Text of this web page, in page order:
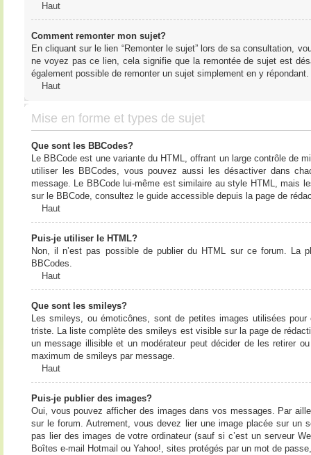
Haut
Comment remonter mon sujet?
En cliquant sur le lien “Remonter le sujet” lors de sa consultation,
ne voyez pas ce lien, cela signifie que la remontée de sujet est
également possible de remonter un sujet simplement en y
Haut
Mise en forme et types de sujet
Que sont les BBCodes?
Le BBCode est une variante du HTML, offrant un large contrôle de
utiliser les BBCodes, vous pouvez aussi les désactiver dans
message. Le BBCode lui-même est similaire au style HTML, mais
sur le BBCode, consultez le guide accessible depuis la page de
Haut
Puis-je utiliser le HTML?
Non, il n’est pas possible de publier du HTML sur ce forum. La
BBCodes.
Haut
Que sont les smileys?
Les smileys, ou émoticônes, sont de petites images utilisées
triste. La liste complète des smileys est visible sur la page de
un message illisible et un modérateur peut décider de les retirer
maximum de smileys par message.
Haut
Puis-je publier des images?
Oui, vous pouvez afficher des images dans vos messages. Par
sur le forum. Autrement, vous devez lier une image placée sur un
pas lier des images de votre ordinateur (sauf si c’est un serveur
Boîtes e-mail Hotmail ou Yahoo!, sites protégés par un mot de